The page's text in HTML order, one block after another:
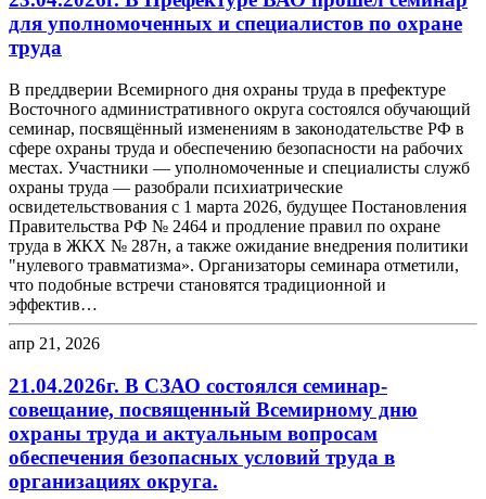
для уполномоченных и специалистов по охране
труда
В преддверии Всемирного дня охраны труда в префектуре
Восточного административного округа состоялся обучающий
семинар, посвящённый изменениям в законодательстве РФ в
сфере охраны труда и обеспечению безопасности на рабочих
местах. Участники — уполномоченные и специалисты служб
охраны труда — разобрали психиатрические
освидетельствования с 1 марта 2026, будущее Постановления
Правительства РФ № 2464 и продление правил по охране
труда в ЖКХ № 287н, а также ожидание внедрения политики
"нулевого травматизма». Организаторы семинара отметили,
что подобные встречи становятся традиционной и
эффектив…
апр 21, 2026
21.04.2026г. В СЗАО состоялся семинар-
совещание, посвященный Всемирному дню
охраны труда и актуальным вопросам
обеспечения безопасных условий труда в
организациях округа.